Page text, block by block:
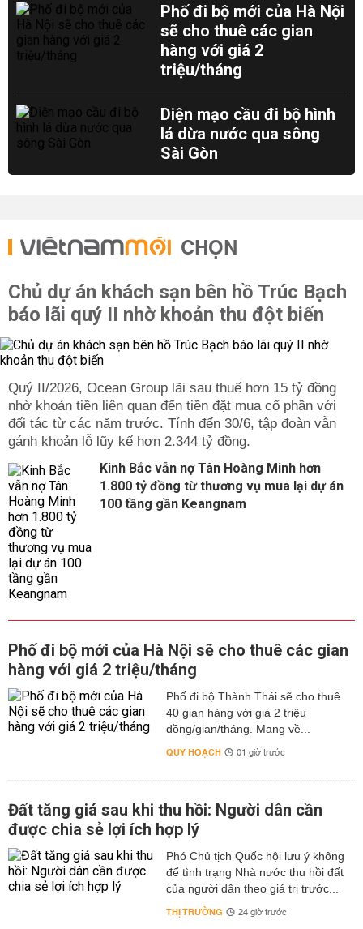
Phố đi bộ mới của Hà Nội
sẽ cho thuê các gian
hàng với giá 2
triệu/tháng
Diện mạo cầu đi bộ hình
lá dừa nước qua sông
Sài Gòn
CHỌN
Chủ dự án khách sạn bên hồ Trúc Bạch
báo lãi quý II nhờ khoản thu đột biến
Quý II/2026, Ocean Group lãi sau thuế hơn 15 tỷ đồng
nhờ khoản tiền liên quan đến tiền đặt mua cổ phần với
đối tác từ các năm trước. Tính đến 30/6, tập đoàn vẫn
gánh khoản lỗ lũy kế hơn 2.344 tỷ đồng.
Kinh Bắc vẫn nợ Tân Hoàng Minh hơn
1.800 tỷ đồng từ thương vụ mua lại dự án
100 tầng gần Keangnam
Phố đi bộ mới của Hà Nội sẽ cho thuê các gian
hàng với giá 2 triệu/tháng
Phố đi bộ Thành Thái sẽ cho thuê
40 gian hàng với giá 2 triệu
đồng/gian/tháng. Mang về...
QUY HOẠCH 01 giờ trước
Đất tăng giá sau khi thu hồi: Người dân cần
được chia sẻ lợi ích hợp lý
Phó Chủ tịch Quốc hội lưu ý không
để tình trạng Nhà nước thu hồi đất
của người dân theo giá trị trước...
THỊ TRƯỜNG 24 giờ trước